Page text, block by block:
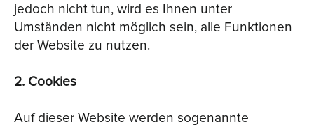
jedoch nicht tun, wird es Ihnen unter
Umständen nicht möglich sein, alle Funktionen
der Website zu nutzen.
2. Cookies
Auf dieser Website werden sogenannte